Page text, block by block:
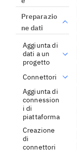
Preparazio
ne dati
Aggiunta di
dati a un
progetto
Connettori
Aggiunta di
connession
i di
piattaforma
Creazione
di
connettori